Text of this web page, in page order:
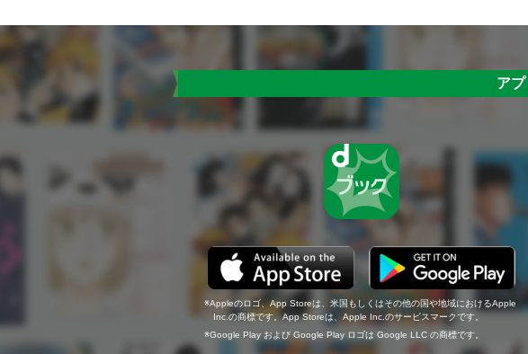
ア
Appleのロゴ、App Storeは、米国もしくはその他の国や地域におけるApple
Inc.の商標です。App Storeは、Apple Inc.のサービスマークです。
Google Play および Google Play ロゴは Google LLC の商標です。